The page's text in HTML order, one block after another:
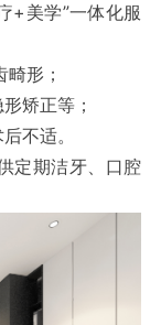
+美学”一体化服
形；
矫正等；
不适。
定期洁牙、口腔